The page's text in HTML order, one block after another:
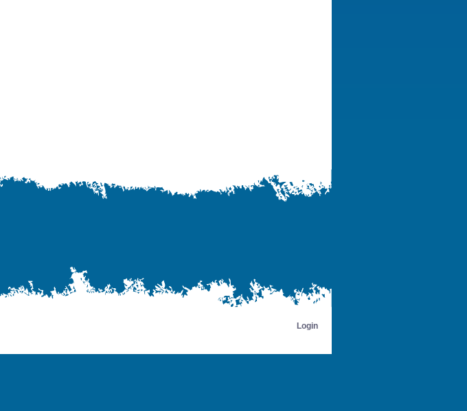
Login